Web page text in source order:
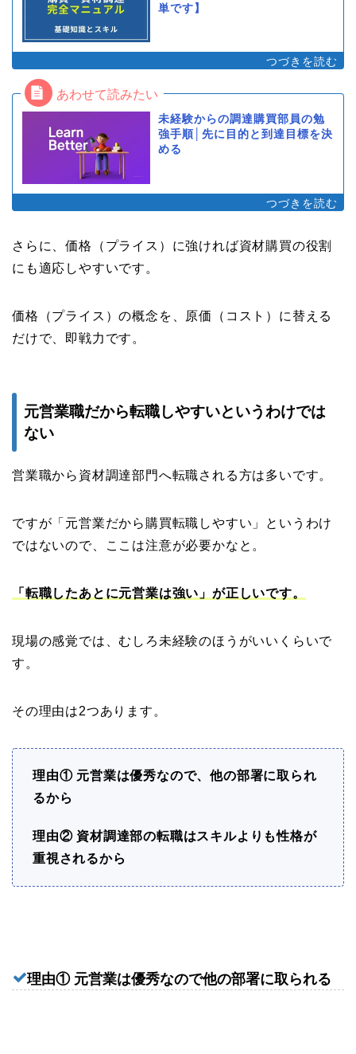
単です】
未経験からの調達購買部員の勉
強手順│先に目的と到達目標を決
める
さらに、価格（プライス）に強ければ資材購買の役割
にも適応しやすいです。
価格（プライス）の概念を、原価（コスト）に替える
だけで、即戦力です。
元営業職だから転職しやすいというわけでは
ない
営業職から資材調達部門へ転職される方は多いです。
ですが「元営業だから購買転職しやすい」というわけ
ではないので、ここは注意が必要かなと。
「転職したあとに元営業は強い」が正しいです。
現場の感覚では、むしろ未経験のほうがいいくらいで
す。
その理由は2つあります。
理由① 元営業は優秀なので、他の部署に取られ
るから
理由② 資材調達部の転職はスキルよりも性格が
重視されるから
理由① 元営業は優秀なので他の部署に取られる